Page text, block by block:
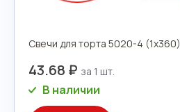
Свечи для торта 5020-4 (1х360)
43.68 ₽
В наличии